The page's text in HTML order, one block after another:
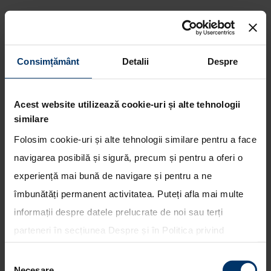
Consimțământ Detalii Despre
Acest website utilizează cookie-uri și alte tehnologii
similare
Folosim cookie-uri și alte tehnologii similare pentru a face
navigarea posibilă și sigură, precum și pentru a oferi o
experiență mai bună de navigare și pentru a ne
îmbunătăți permanent activitatea. Puteți afla mai multe
informații despre datele prelucrate de noi sau terți
parteneri în secțiunea Despre și în Politica privind
toate cookie-urile, una sau mai multe categorii sau să
Style Set Free - viziunea
Hyundai in ceea ce priveste
viitorul mobilitatii